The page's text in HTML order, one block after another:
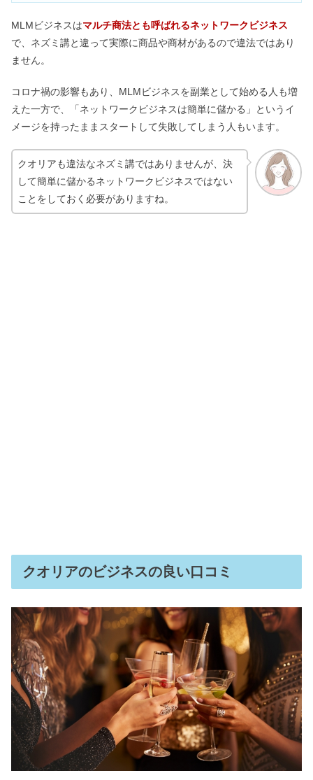
MLMビジネスはマルチ商法とも呼ばれるネットワークビジネス
で、ネズミ講と違って実際に商品や商材があるので違法ではあり
ません。
コロナ禍の影響もあり、MLMビジネスを副業として始める人も増
えた一方で、「ネットワークビジネスは簡単に儲かる」というイ
メージを持ったままスタートして失敗してしまう人もいます。
クオリアも違法なネズミ講ではありませんが、決
して簡単に儲かるネットワークビジネスではない
ことをしておく必要がありますね。
クオリアのビジネスの良い口コミ